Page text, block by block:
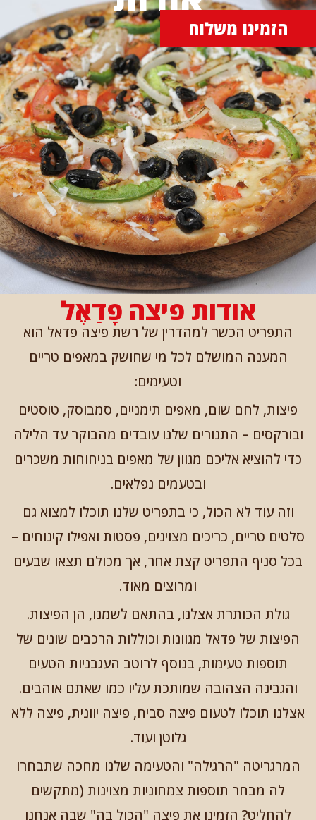
הזמינו משלוח
אודות פיצה פָדַאֶל
התפריט הכשר למהדרין של רשת פיצה פדאל הוא
המענה המושלם לכל מי שחושק במאפים טריים
וטעימים:
פיצות, לחם שום, מאפים תימניים, סמבוסק, טוסטים
ובורקסים – התנורים שלנו עובדים מהבוקר עד הלילה
כדי להוציא אליכם מגוון של מאפים בניחוחות משכרים
ובטעמים נפלאים.
וזה עוד לא הכול, כי בתפריט שלנו תוכלו למצוא גם
סלטים טריים, כריכים מצוינים, פסטות ואפילו קינוחים –
בכל סניף התפריט קצת אחר, אך מכולם תצאו שבעים
ומרוצים מאוד.
גולת הכותרת אצלנו, בהתאם לשמנו, הן הפיצות.
הפיצות של פדאל מגוונות וכוללות הרכבים שונים של
תוספות טעימות, בנוסף לרוטב העגבניות הטעים
והגבינה הצהובה שמותכת עליו כמו שאתם אוהבים.
אצלנו תוכלו לטעום פיצה סביח, פיצה יוונית, פיצה ללא
גלוטן ועוד.
המרגריטה "הרגילה" והטעימה שלנו מחכה שתבחרו
לה מבחר תוספות צמחוניות מצוינות (מתקשים
להחליט? הזמינו את פיצה "הכול בה" שבה אנחנו